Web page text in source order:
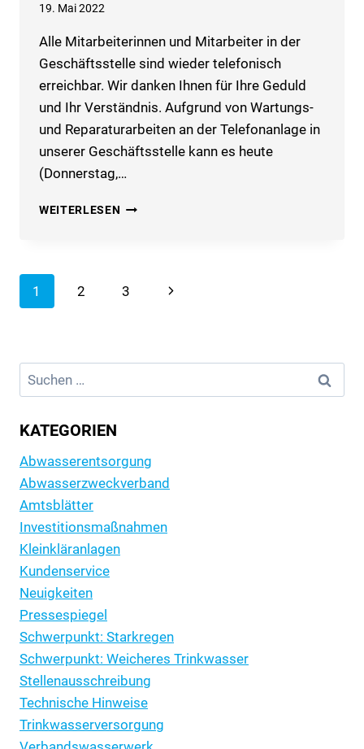
19. Mai 2022
Alle Mitarbeiterinnen und Mitarbeiter in der
Geschäftsstelle sind wieder telefonisch
erreichbar. Wir danken Ihnen für Ihre Geduld
und Ihr Verständnis. Aufgrund von Wartungs-
und Reparaturarbeiten an der Telefonanlage in
unserer Geschäftsstelle kann es heute
(Donnerstag,…
WEITERLESEN UPDATE!
19.05.2022
Seitennavigation
1 2 3
Nächste
Suchen
nach:
KATEGORIEN
Abwasserentsorgung
Abwasserzweckverband
Amtsblätter
Investitionsmaßnahmen
Kleinkläranlagen
Kundenservice
Neuigkeiten
Pressespiegel
Schwerpunkt: Starkregen
Schwerpunkt: Weicheres Trinkwasser
Stellenausschreibung
Technische Hinweise
Trinkwasserversorgung